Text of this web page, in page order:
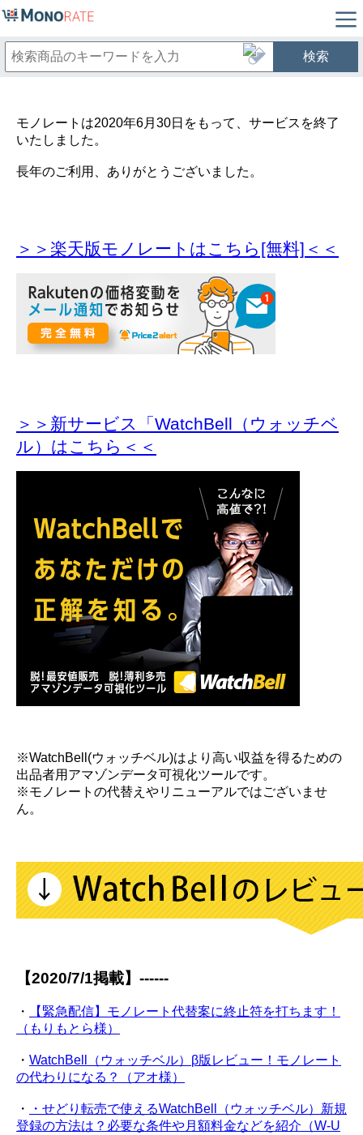
検索
モノレートは2020年6月30日をもって、サービスを終了
いたしました。
長年のご利用、ありがとうございました。
＞＞楽天版モノレートはこちら[無料]＜＜
＞＞新サービス「WatchBell（ウォッチベ
ル）はこちら＜＜
※WatchBell(ウォッチベル)はより高い収益を得るための
出品者用アマゾンデータ可視化ツールです。
※モノレートの代替えやリニューアルではございませ
ん。
【2020/7/1掲載】------
・
【緊急配信】モノレート代替案に終止符を打ちます！
（もりもとら様）
・ WatchBell（ウォッチベル）β版レビュー！モノレート
の代わりになる？（アオ様）
・
・せどり転売で使えるWatchBell（ウォッチベル）新規
登録の方法は？必要な条件や月額料金などを紹介（W-U